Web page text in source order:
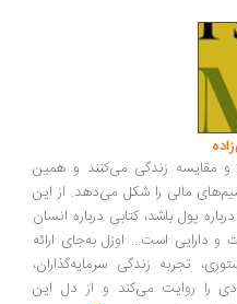
زندگی می‌کنند و همین
را شکل می‌دهد. از این
باشد، کتابی درباره انسان
است... اوزل به‌جای ارائه
زندگی سرمایه‌گذاران،
روایت می‌کند و از دل این